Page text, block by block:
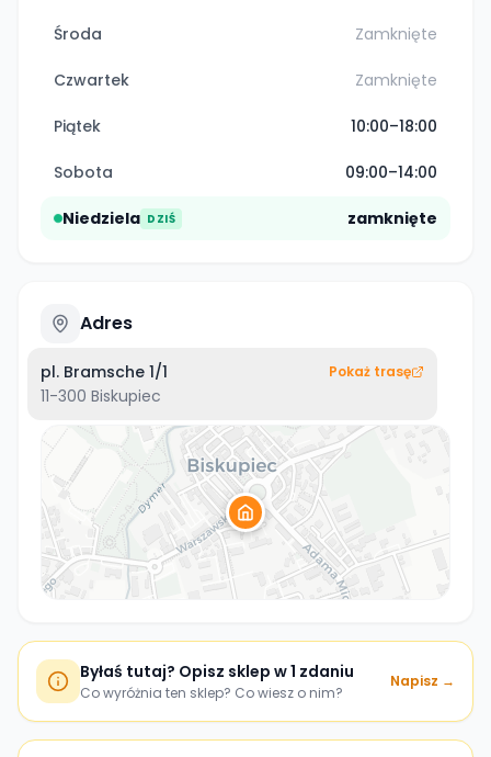
Środa Zamknięte
Czwartek Zamknięte
Piątek 10:00–18:00
Sobota 09:00–14:00
Niedziela DZIŚ zamknięte
Adres
pl. Bramsche 1/1
11-300 Biskupiec
Pokaż trasę
Byłaś tutaj? Opisz sklep w 1 zdaniu
Co wyróżnia ten sklep? Co wiesz o nim?
Napisz →